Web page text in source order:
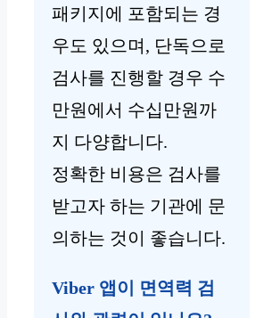
패키지에 포함되는 경
우도 있으며, 단독으로
검사를 진행할 경우 수
만원에서 수십만원까
지 다양합니다.
정확한 비용은 검사를
받고자 하는 기관에 문
의하는 것이 좋습니다.
Viber 앱이 면역력 검